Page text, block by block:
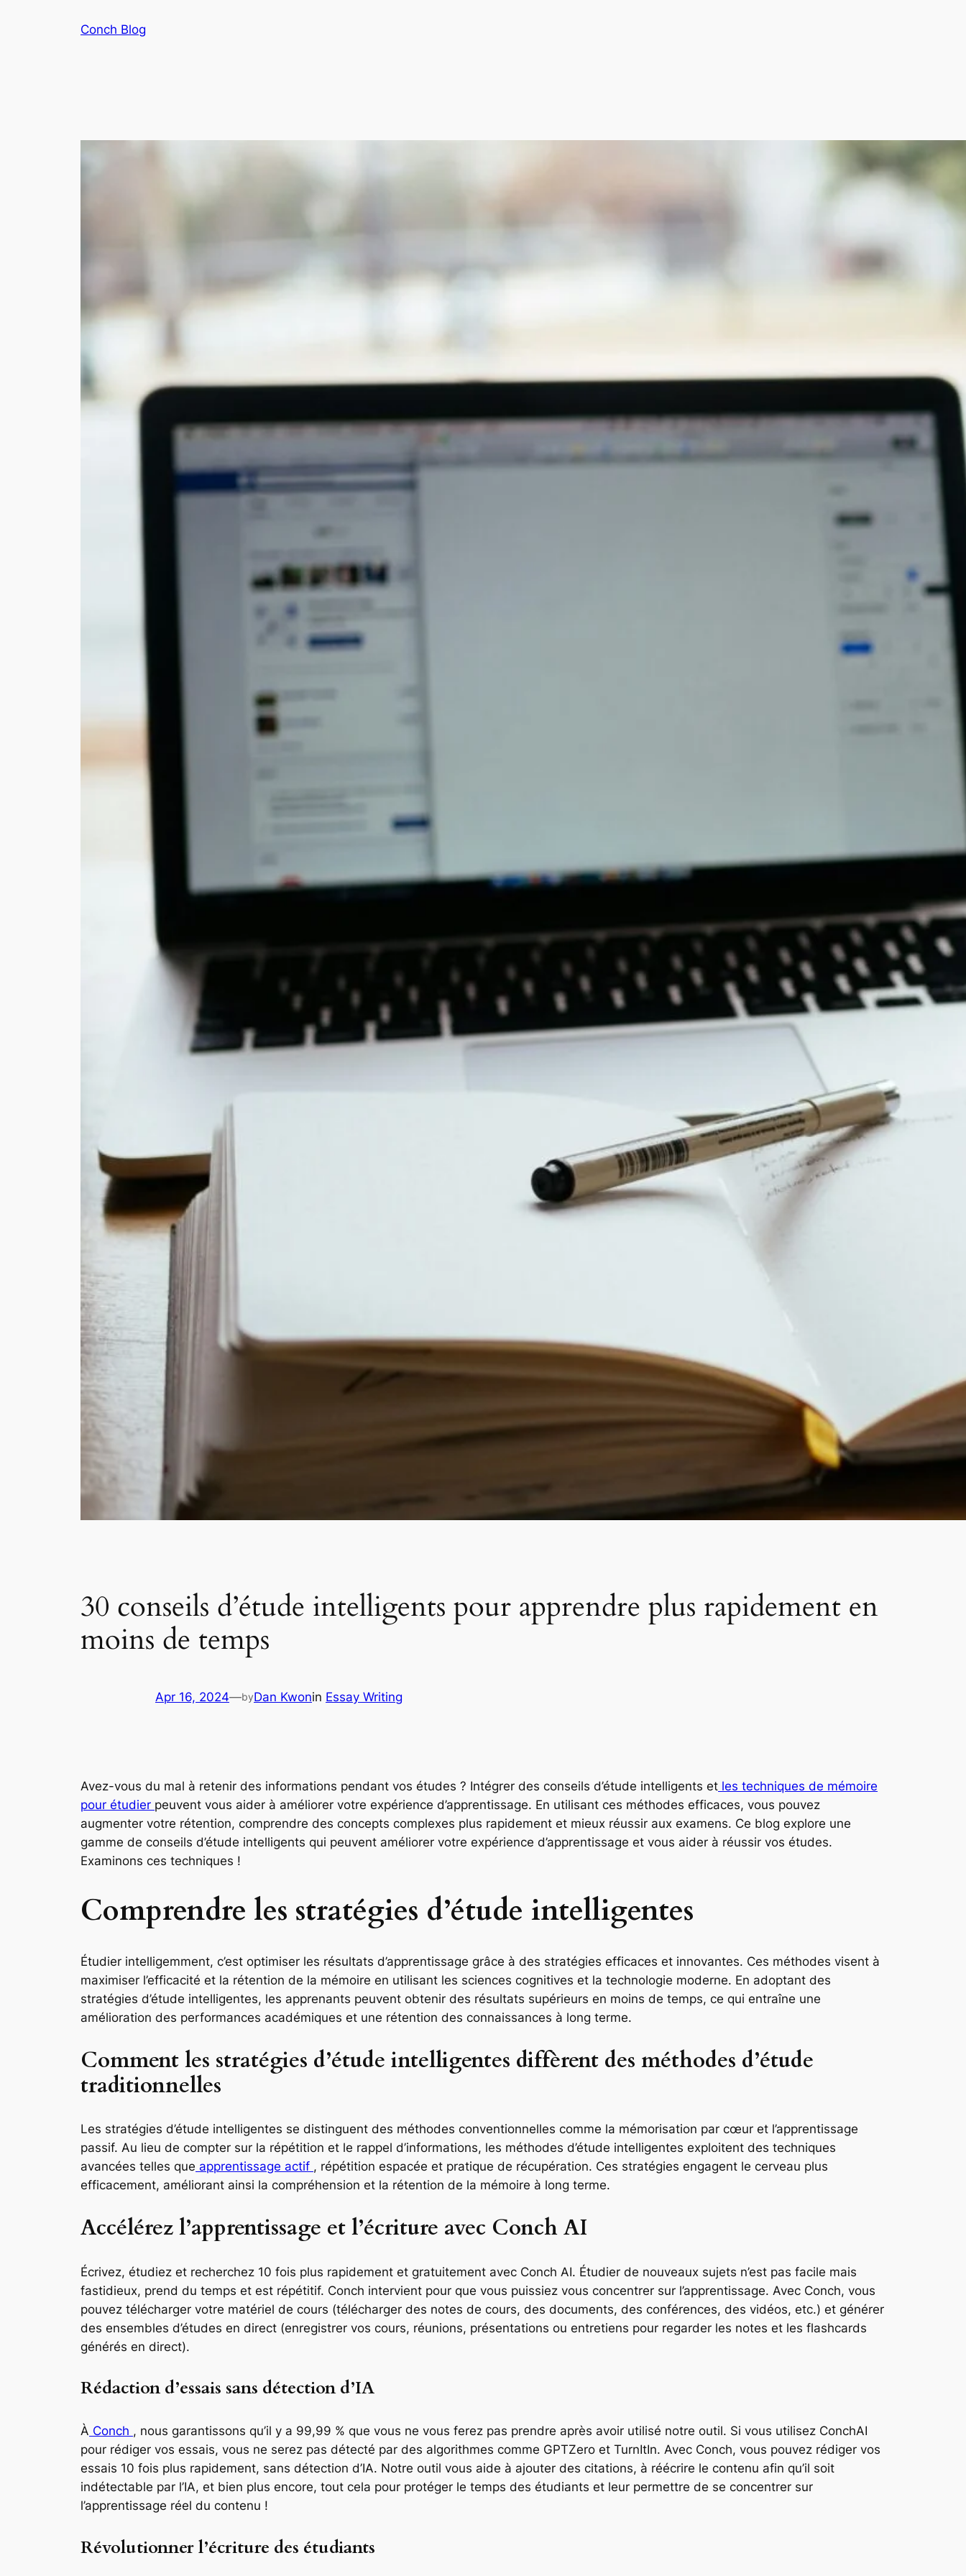
Conch Blog
30 conseils d’étude intelligents pour apprendre plus rapidement en
moins de temps
Apr 16, 2024—byDan Kwonin Essay Writing
Avez-vous du mal à retenir des informations pendant vos études ? Intégrer des conseils d’étude intelligents et les techniques de mémoire
pour étudier peuvent vous aider à améliorer votre expérience d’apprentissage. En utilisant ces méthodes efficaces, vous pouvez
augmenter votre rétention, comprendre des concepts complexes plus rapidement et mieux réussir aux examens. Ce blog explore une
gamme de conseils d’étude intelligents qui peuvent améliorer votre expérience d’apprentissage et vous aider à réussir vos études.
Examinons ces techniques !
Comprendre les stratégies d’étude intelligentes
Étudier intelligemment, c’est optimiser les résultats d’apprentissage grâce à des stratégies efficaces et innovantes. Ces méthodes visent à
maximiser l’efficacité et la rétention de la mémoire en utilisant les sciences cognitives et la technologie moderne. En adoptant des
stratégies d’étude intelligentes, les apprenants peuvent obtenir des résultats supérieurs en moins de temps, ce qui entraîne une
amélioration des performances académiques et une rétention des connaissances à long terme.
Comment les stratégies d’étude intelligentes diffèrent des méthodes d’étude
traditionnelles
Les stratégies d’étude intelligentes se distinguent des méthodes conventionnelles comme la mémorisation par cœur et l’apprentissage
passif. Au lieu de compter sur la répétition et le rappel d’informations, les méthodes d’étude intelligentes exploitent des techniques
avancées telles que apprentissage actif , répétition espacée et pratique de récupération. Ces stratégies engagent le cerveau plus
efficacement, améliorant ainsi la compréhension et la rétention de la mémoire à long terme.
Accélérez l’apprentissage et l’écriture avec Conch AI
Écrivez, étudiez et recherchez 10 fois plus rapidement et gratuitement avec Conch AI. Étudier de nouveaux sujets n’est pas facile mais
fastidieux, prend du temps et est répétitif. Conch intervient pour que vous puissiez vous concentrer sur l’apprentissage. Avec Conch, vous
pouvez télécharger votre matériel de cours (télécharger des notes de cours, des documents, des conférences, des vidéos, etc.) et générer
des ensembles d’études en direct (enregistrer vos cours, réunions, présentations ou entretiens pour regarder les notes et les flashcards
générés en direct).
Rédaction d’essais sans détection d’IA
À Conch , nous garantissons qu’il y a 99,99 % que vous ne vous ferez pas prendre après avoir utilisé notre outil. Si vous utilisez ConchAI
pour rédiger vos essais, vous ne serez pas détecté par des algorithmes comme GPTZero et TurnItIn. Avec Conch, vous pouvez rédiger vos
essais 10 fois plus rapidement, sans détection d’IA. Notre outil vous aide à ajouter des citations, à réécrire le contenu afin qu’il soit
indétectable par l’IA, et bien plus encore, tout cela pour protéger le temps des étudiants et leur permettre de se concentrer sur
l’apprentissage réel du contenu !
Révolutionner l’écriture des étudiants